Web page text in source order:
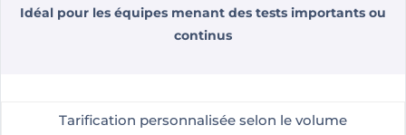
Idéal pour les équipes menant des tests importants ou
continus
Tarification personnalisée selon le volume